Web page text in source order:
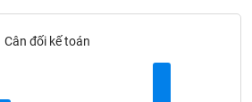
Cân đối kế toán